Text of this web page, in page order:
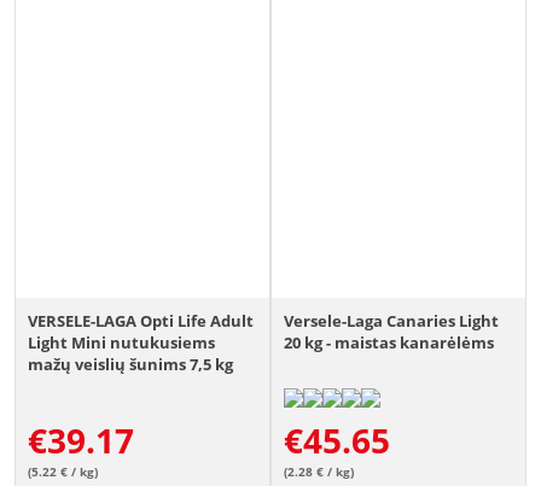
VERSELE-LAGA Opti Life Adult
Light Mini nutukusiems
mažų veislių šunims 7,5 kg
€39.17
(5.22 € / kg)
Versele-Laga Canaries Light
20 kg - maistas kanarėlėms
€45.65
(2.28 € / kg)